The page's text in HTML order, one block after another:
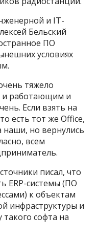
и IT-
Бельский
ПО
условиях
тяжело
и работающим и
Если взять на
есть тот же Office,
но вернулись
всем
писал, что
ERP-системы (ПО
к объектам
инфраструктуры и
такого софта на